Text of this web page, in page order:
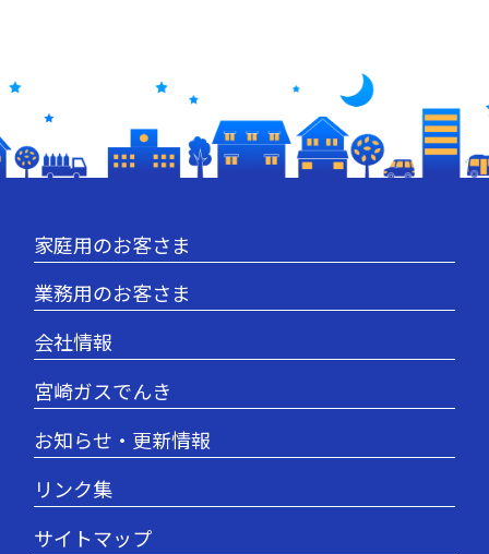
家庭用のお客さま
業務用のお客さま
会社情報
宮崎ガスでんき
お知らせ・更新情報
リンク集
サイトマップ